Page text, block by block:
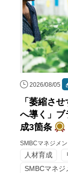
2026/08/05
「萎縮さ
へ導く」ブ
成3箇条
SMBCマネジメ
人材育成
SMBCマネジ